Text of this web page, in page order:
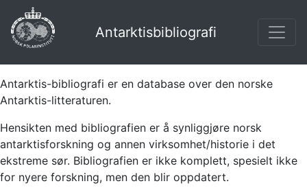
Antarktisbibliografi
Antarktis-bibliografi er en database over den norske
Antarktis-litteraturen.
Hensikten med bibliografien er å synliggjøre norsk
antarktisforskning og annen virksomhet/historie i det
ekstreme sør. Bibliografien er ikke komplett, spesielt ikke
for nyere forskning, men den blir oppdatert.